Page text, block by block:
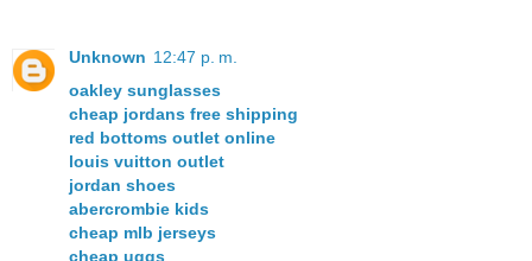
Unknown 12:47 p. m.
oakley sunglasses
cheap jordans free shipping
red bottoms outlet online
louis vuitton outlet
jordan shoes
abercrombie kids
cheap mlb jerseys
cheap uggs